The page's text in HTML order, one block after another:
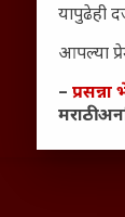
यापुढेही
आपल्या
–
मराठी